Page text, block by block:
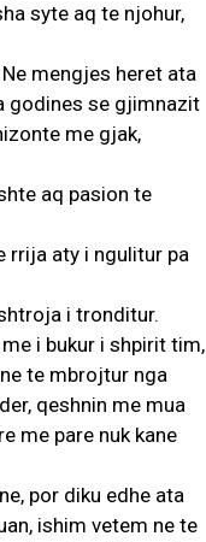
syte aq te njohur,
mengjes heret ata
godines se gjimnazit
me gjak,
aq pasion te
rrija aty i ngulitur pa
i tronditur.
i bukur i shpirit tim,
te mbrojtur nga
qeshnin me mua
me pare nuk kane
por diku edhe ata
ishim vetem ne te